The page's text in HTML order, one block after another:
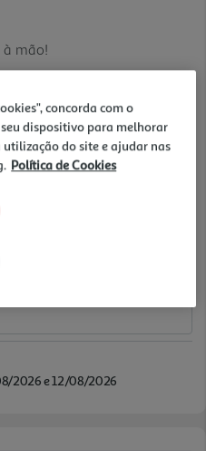
à mão!
2026 e 12/08/2026
concorda com o
dispositivo para melhorar
do site e ajudar nas
Política de Cookies